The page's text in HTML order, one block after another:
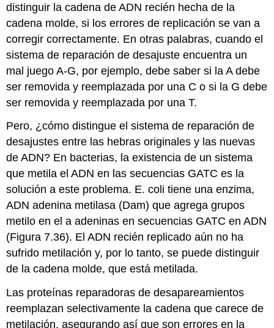
distinguir la cadena de ADN recién hecha de la
cadena molde, si los errores de replicación se van a
corregir correctamente. En otras palabras, cuando el
sistema de reparación de desajuste encuentra un
mal juego A-G, por ejemplo, debe saber si la A debe
ser removida y reemplazada por una C o si la G debe
ser removida y reemplazada por una T.
Pero, ¿cómo distingue el sistema de reparación de
desajustes entre las hebras originales y las nuevas
de ADN? En bacterias, la existencia de un sistema
que metila el ADN en las secuencias GATC es la
solución a este problema. E. coli tiene una enzima,
ADN adenina metilasa (Dam) que agrega grupos
metilo en el a adeninas en secuencias GATC en ADN
(Figura 7.36). El ADN recién replicado aún no ha
sufrido metilación y, por lo tanto, se puede distinguir
de la cadena molde, que está metilada.
Las proteínas reparadoras de desapareamientos
reemplazan selectivamente la cadena que carece de
metilación, asegurando así que son errores en la